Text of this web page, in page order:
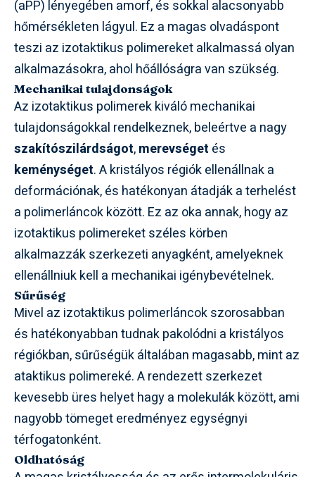
(aPP) lényegében amorf, és sokkal alacsonyabb
hőmérsékleten lágyul. Ez a magas olvadáspont
teszi az izotaktikus polimereket alkalmassá olyan
alkalmazásokra, ahol hőállóságra van szükség.
Mechanikai tulajdonságok
Az izotaktikus polimerek kiváló mechanikai
tulajdonságokkal rendelkeznek, beleértve a nagy
szakítószilárdságot,merevséget és
keménységet. A kristályos régiók ellenállnak a
deformációnak, és hatékonyan átadják a terhelést
a polimerláncok között. Ez az oka annak, hogy az
izotaktikus polimereket széles körben
alkalmazzák szerkezeti anyagként, amelyeknek
ellenállniuk kell a mechanikai igénybevételnek.
Sűrűség
Mivel az izotaktikus polimerláncok szorosabban
és hatékonyabban tudnak pakolódni a kristályos
régiókban, sűrűségük általában magasabb, mint az
ataktikus polimereké. A rendezett szerkezet
kevesebb üres helyet hagy a molekulák között, ami
nagyobb tömeget eredményez egységnyi
térfogatonként.
Oldhatóság